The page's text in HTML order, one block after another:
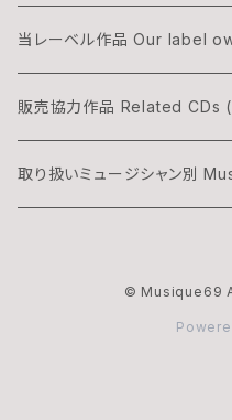
当レーベル作品 Our label
DOGON
THREE & ONLY
販売協力作品 Related CDs
取り扱いミュージシャン別
© Musique69